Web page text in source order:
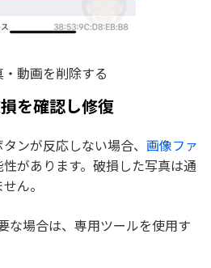
動画を削除する
を確認し修復
ンが反応しない場合、 画像ファ
性があります。破損した写真は通
ん。
な場合は、専用ツールを使用す